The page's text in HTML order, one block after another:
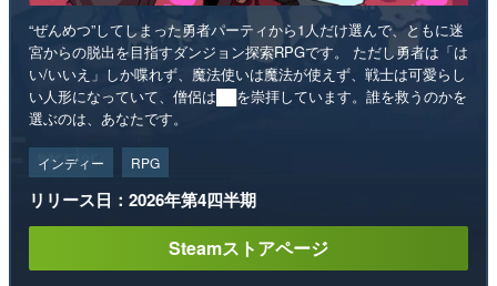
“ぜんめつ”してしまった勇者パーティから1人だけ選んで、ともに迷
宮からの脱出を目指すダンジョン探索RPGです。 ただし勇者は「は
い/いいえ」しか喋れず、魔法使いは魔法が使えず、戦士は可愛らし
い人形になっていて、僧侶は██を崇拝しています。誰を救うのかを
選ぶのは、あなたです。
インディー RPG
リリース日：2026年第4四半期
Steamストアページ